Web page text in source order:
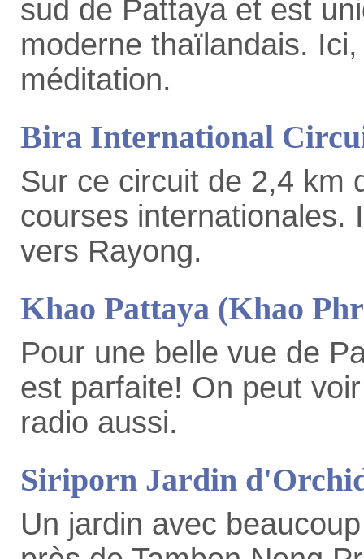
sud de Pattaya et est
moderne thaïlandais.
méditation.
Bira International
Sur ce circuit de 2,4 km
courses internationales.
vers Rayong.
Khao Pattaya (Khao
Pour une belle vue de
est parfaite! On peut
radio aussi.
Siriporn Jardin
Un jardin avec